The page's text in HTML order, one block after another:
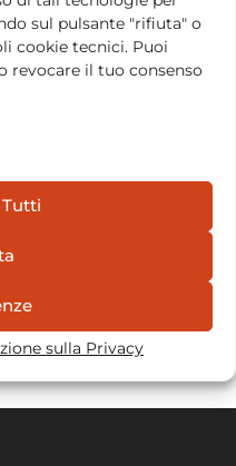
sul pulsante "rifiuta" o
cookie tecnici. Puoi
revocare il tuo consenso
sulla Privacy